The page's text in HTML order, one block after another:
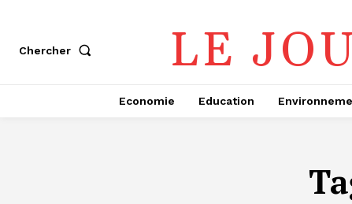
Chercher LE
Economie Education